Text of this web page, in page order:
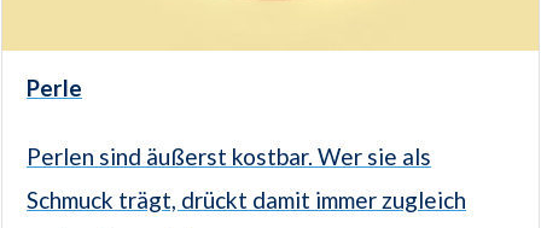
Perle
Perlen sind äußerst kostbar. Wer sie als
Schmuck trägt, drückt damit immer zugleich